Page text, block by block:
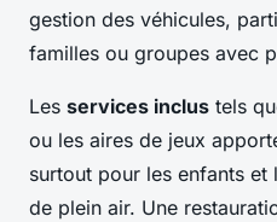
gestion des véhicules,
familles ou groupes avec
Les services inclus tels
ou les aires de jeux
surtout pour les enfants et
de plein air. Une